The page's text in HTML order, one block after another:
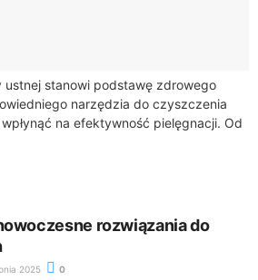
ustnej stanowi podstawę zdrowego
narzędzia do czyszczenia
na efektywność pielęgnacji. Od
cieszą się
rozwiązania do
2025 0